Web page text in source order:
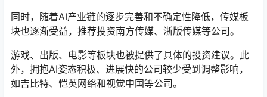
同时，随着AI产业链的逐步完善和不确定性降低，传媒板
块也逐渐受益，推荐投资南方传媒、浙版传媒等公司。
游戏、出版、电影等板块也被提供了具体的投资建议。此
外，拥抱AI姿态积极、进展快的公司较少受到调整影响，
如吉比特、恺英网络和视觉中国等公司。